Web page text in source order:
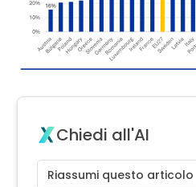
Chiedi all'AI
Riassumi questo articolo